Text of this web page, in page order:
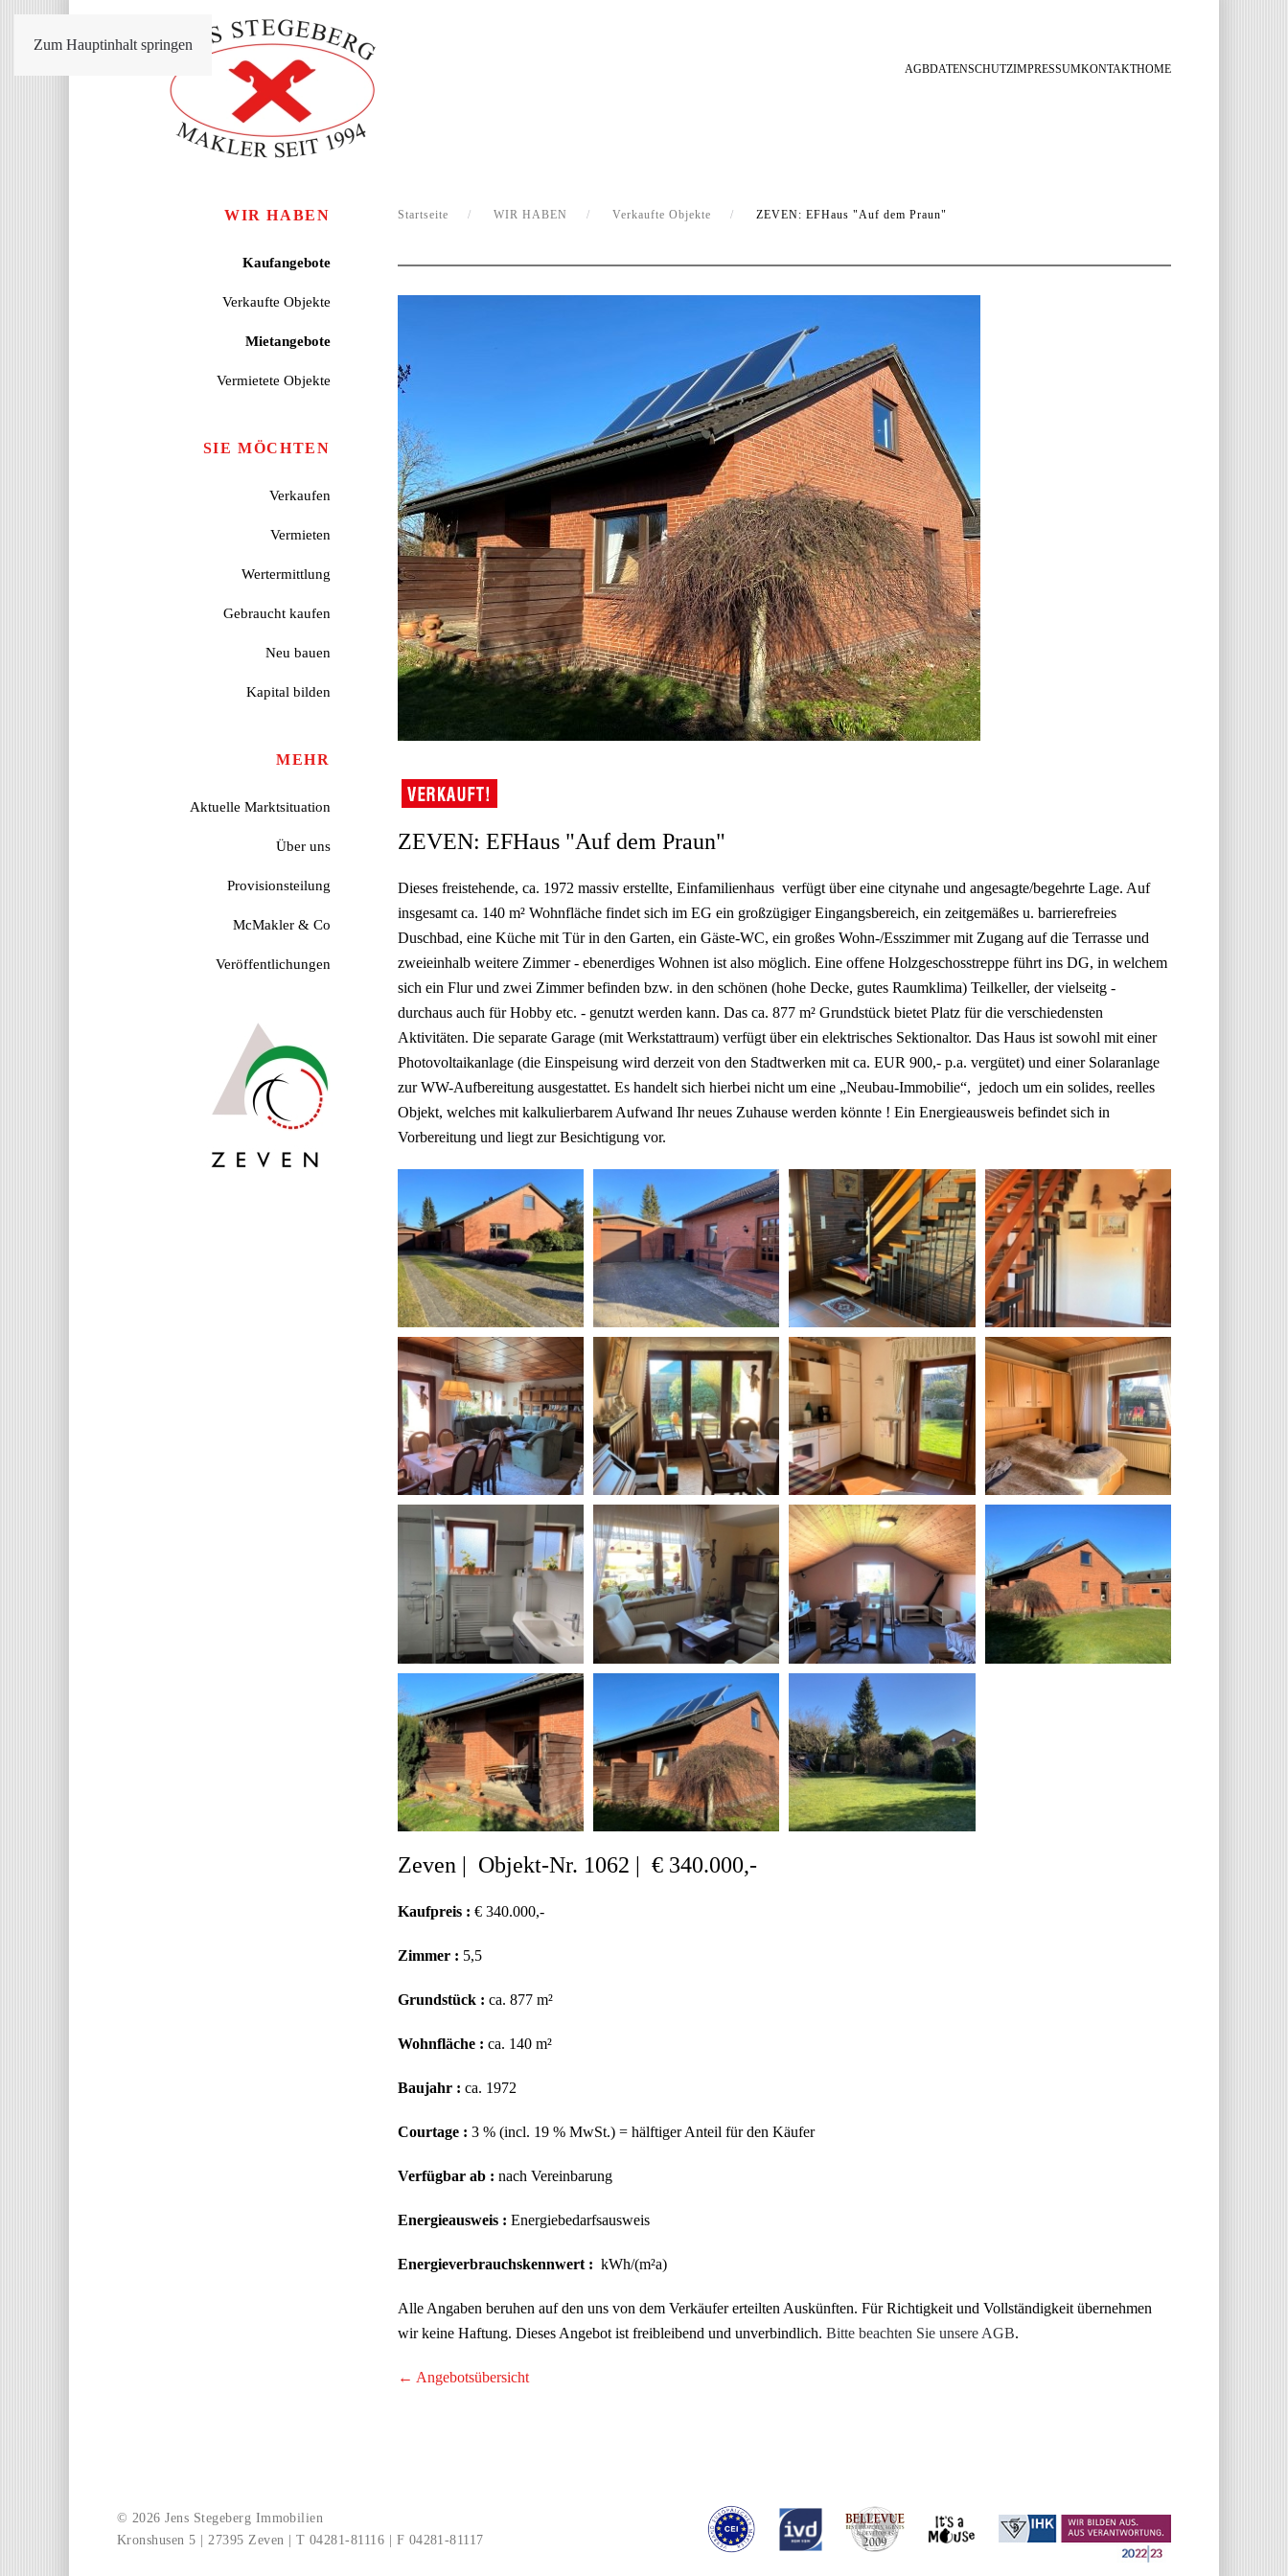
Zum Hauptinhalt springen
AGBDATENSCHUTZIMPRESSUMKONTAKTHOME
Startseite WIR HABEN Verkaufte Objekte ZEVEN: EFHaus "Auf dem Praun"
ZEVEN: EFHaus "Auf dem Praun"
Dieses freistehende, ca. 1972 massiv erstellte, Einfamilienhaus verfügt über eine citynahe und angesagte/begehrte Lage. Auf
insgesamt ca. 140 m² Wohnfläche findet sich im EG ein großzügiger Eingangsbereich, ein zeitgemäßes u. barrierefreies
Duschbad, eine Küche mit Tür in den Garten, ein Gäste-WC, ein großes Wohn-/Esszimmer mit Zugang auf die Terrasse und
zweieinhalb weitere Zimmer - ebenerdiges Wohnen ist also möglich. Eine offene Holzgeschosstreppe führt ins DG, in welchem
sich ein Flur und zwei Zimmer befinden bzw. in den schönen (hohe Decke, gutes Raumklima) Teilkeller, der vielseitg -
durchaus auch für Hobby etc. - genutzt werden kann. Das ca. 877 m² Grundstück bietet Platz für die verschiedensten
Aktivitäten. Die separate Garage (mit Werkstattraum) verfügt über ein elektrisches Sektionaltor. Das Haus ist sowohl mit einer
Photovoltaikanlage (die Einspeisung wird derzeit von den Stadtwerken mit ca. EUR 900,- p.a. vergütet) und einer Solaranlage
zur WW-Aufbereitung ausgestattet. Es handelt sich hierbei nicht um eine „Neubau-Immobilie“, jedoch um ein solides, reelles
Objekt, welches mit kalkulierbarem Aufwand Ihr neues Zuhause werden könnte ! Ein Energieausweis befindet sich in
Vorbereitung und liegt zur Besichtigung vor.
Zeven | Objekt-Nr. 1062 | € 340.000,-
Kaufpreis : € 340.000,-
Zimmer : 5,5
Grundstück : ca. 877 m²
Wohnfläche : ca. 140 m²
Baujahr : ca. 1972
Courtage : 3 % (incl. 19 % MwSt.) = hälftiger Anteil für den Käufer
Verfügbar ab : nach Vereinbarung
Energieausweis : Energiebedarfsausweis
Energieverbrauchskennwert : kWh/(m²a)
Alle Angaben beruhen auf den uns von dem Verkäufer erteilten Auskünften. Für Richtigkeit und Vollständigkeit übernehmen
wir keine Haftung. Dieses Angebot ist freibleibend und unverbindlich. Bitte beachten Sie unsere AGB.
← Angebotsübersicht
WIR HABEN
Kaufangebote
Verkaufte Objekte
Mietangebote
Vermietete Objekte
SIE MÖCHTEN
Verkaufen
Vermieten
Wertermittlung
Gebraucht kaufen
Neu bauen
Kapital bilden
MEHR
Aktuelle Marktsituation
Über uns
Provisionsteilung
McMakler & Co
Veröffentlichungen
© 2026 Jens Stegeberg Immobilien
Kronshusen 5 | 27395 Zeven | T 04281-81116 | F 04281-81117